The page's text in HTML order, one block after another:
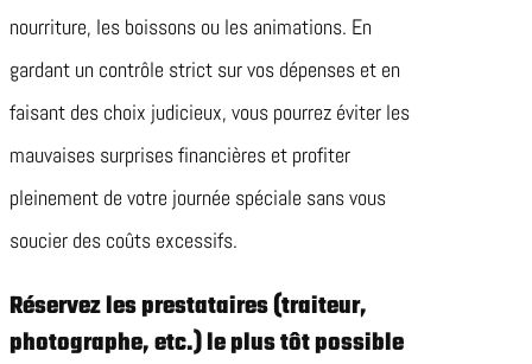
nourriture, les boissons ou les animations. En
gardant un contrôle strict sur vos dépenses et en
faisant des choix judicieux, vous pourrez éviter les
mauvaises surprises financières et profiter
pleinement de votre journée spéciale sans vous
soucier des coûts excessifs.
Réservez les prestataires (traiteur,
photographe, etc.) le plus tôt possible